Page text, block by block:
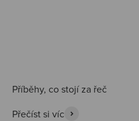
Přečíst si víc